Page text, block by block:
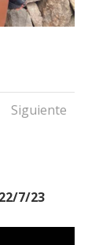
Siguiente
7/23